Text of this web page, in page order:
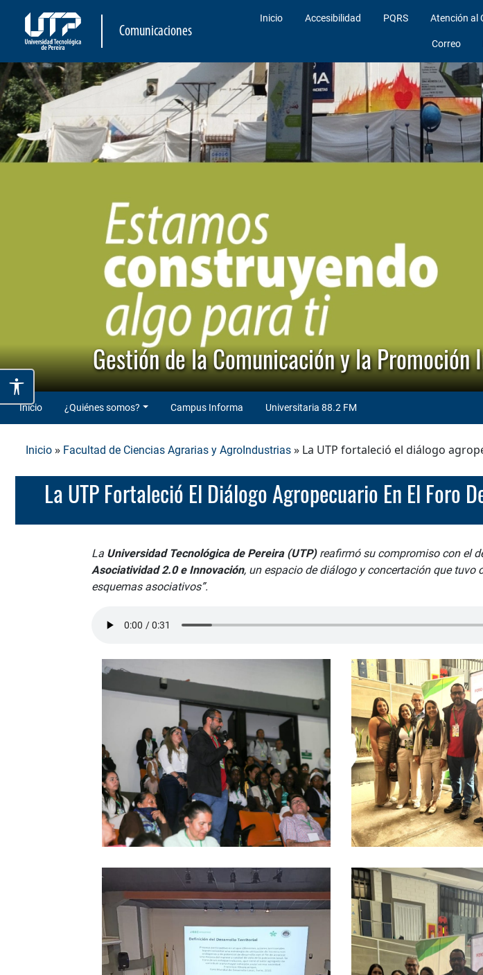
Comunicaciones
Inicio Accesibilidad PQRS Atención al
Correo
Gestión de la Comunicación y la
Inicio ¿Quiénes somos? Campus Informa Universitaria 88.2 FM
Inicio » Facultad de Ciencias Agrarias y AgroIndustrias » La UTP fortaleció el diálogo
La UTP Fortaleció El Diálogo Agropecuario En El
La Universidad Tecnológica de Pereira (UTP)reafirmó su compromiso con el
Asociatividad 2.0 e Innovación, un espacio de diálogo y concertación que tuvo
esquemas asociativos”.